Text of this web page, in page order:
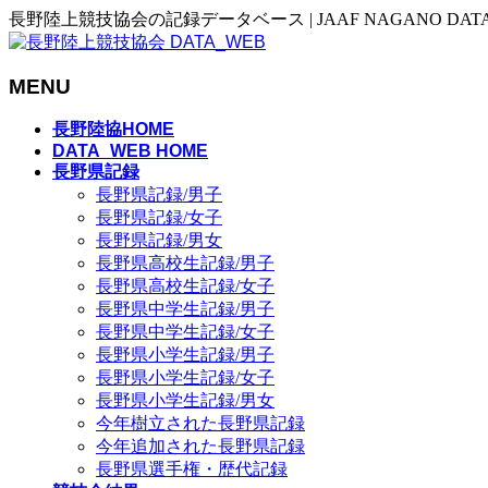
長野陸上競技協会の記録データベース | JAAF NAGANO
MENU
長野陸協HOME
DATA_WEB HOME
長野県記録
長野県記録/男子
長野県記録/女子
長野県記録/男女
長野県高校生記録/男子
長野県高校生記録/女子
長野県中学生記録/男子
長野県中学生記録/女子
長野県小学生記録/男子
長野県小学生記録/女子
長野県小学生記録/男女
今年樹立された長野県記録
今年追加された長野県記録
長野県選手権・歴代記録